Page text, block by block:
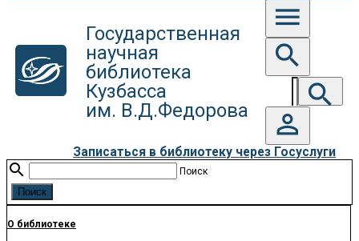
Государственная
научная
библиотека
Кузбасса
им. В.Д.Федорова
menu
search
search
person_outline
Записаться в библиотеку через Госуслуги
search Поиск
О библиотеке